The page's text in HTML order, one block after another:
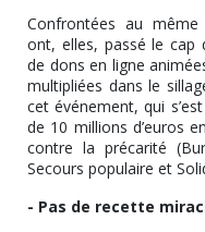
Confrontées au
ont, elles, passé le cap
de dons en ligne
multipliées dans le
cet événement, qui
de 10 millions d’euros
contre la précarité
Secours populaire et
- Pas de recette